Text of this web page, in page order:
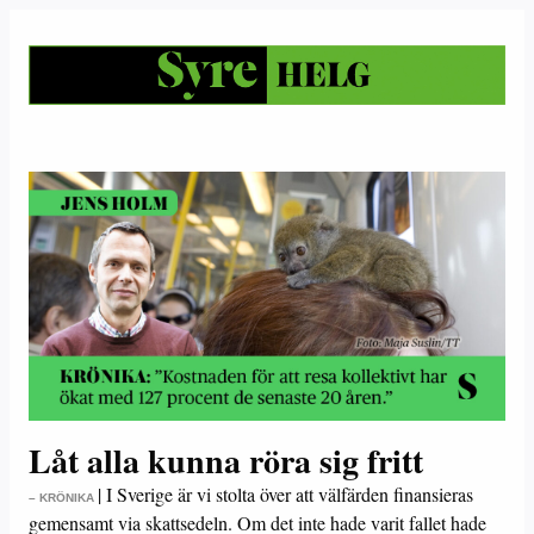
Låt alla kunna röra sig fritt
– KRÖNIKA |I Sverige är vi stolta över att välfärden finansieras
gemensamt via skattsedeln. Om det inte hade varit fallet hade